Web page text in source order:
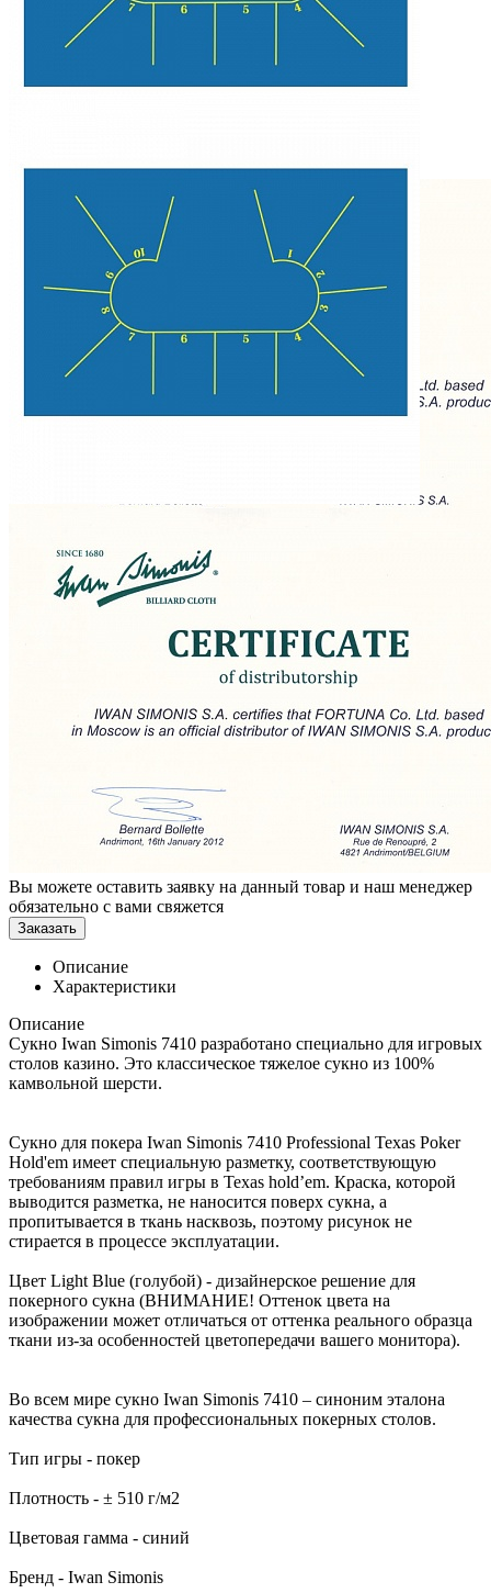
Вы можете оставить заявку на данный товар и наш менеджер
обязательно с вами свяжется
Заказать
Описание
Характеристики
Описание
Сукно Iwan Simonis 7410 разработано специально для игровых
столов казино. Это классическое тяжелое сукно из 100%
камвольной шерсти.
Сукно для покера Iwan Simonis 7410 Professional Texas Poker
Hold'em имеет специальную разметку, соответствующую
требованиям правил игры в Texas hold’em. Краска, которой
выводится разметка, не наносится поверх сукна, а
пропитывается в ткань насквозь, поэтому рисунок не
стирается в процессе эксплуатации.
Цвет Light Blue (голубой) - дизайнерское решение для
покерного сукна (ВНИМАНИЕ! Оттенок цвета на
изображении может отличаться от оттенка реального образца
ткани из-за особенностей цветопередачи вашего монитора).
Во всем мире сукно Iwan Simonis 7410 – синоним эталона
качества сукна для профессиональных покерных столов.
Тип игры - покер
Плотность - ± 510 г/м2
Цветовая гамма - синий
Бренд - Iwan Simonis